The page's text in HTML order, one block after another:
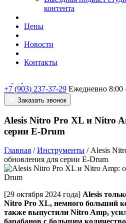
контента
Цены
Новости
Контакты
+7 (903) 237-37-29 Ежедневно 8:00
Заказать звонок
Alesis Nitro Pro XL и Nitro
серии E-Drum
Главная /Инструменты /Alesis
обновления для серии E-Drum
[29 октября 2024 года] Alesis
Nitro Pro XL, немного больший
также выпустили Nitro Amp,